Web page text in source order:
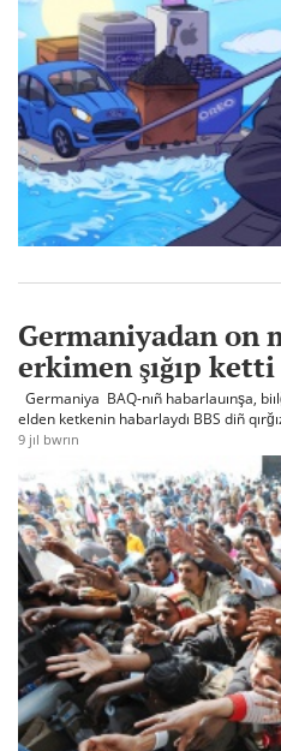
Germaniyadan on
erkimen şığıp ketti
Germaniya BAQ-nıñ habarlauınşa,
elden ketkenin habarlaydı BBS diñ
9 jıl bwrın